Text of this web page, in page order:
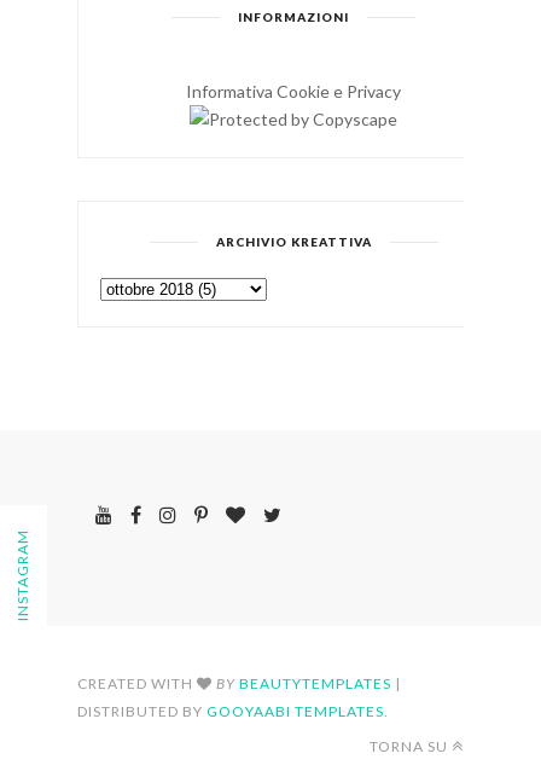
INFORMAZIONI
Informativa Cookie e Privacy
ARCHIVIO KREATTIVA
FOLLOW ON INSTAGRAM CREATED WITH BY BEAUTYTEMPLATES |
DISTRIBUTED BY GOOYAABI TEMPLATES.
TORNA SU